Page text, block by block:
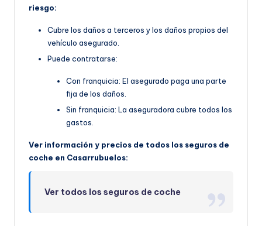
riesgo:
Cubre los daños a terceros y los daños propios del
vehículo asegurado.
Puede contratarse:
Con franquicia: El asegurado paga una parte
fija de los daños.
Sin franquicia: La aseguradora cubre todos los
gastos.
Ver información y precios de todos los seguros de
coche en Casarrubuelos:
Ver todos los seguros de coche